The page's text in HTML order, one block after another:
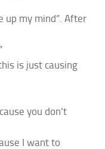
up my mind”. After
is just causing
you don’t
I want to